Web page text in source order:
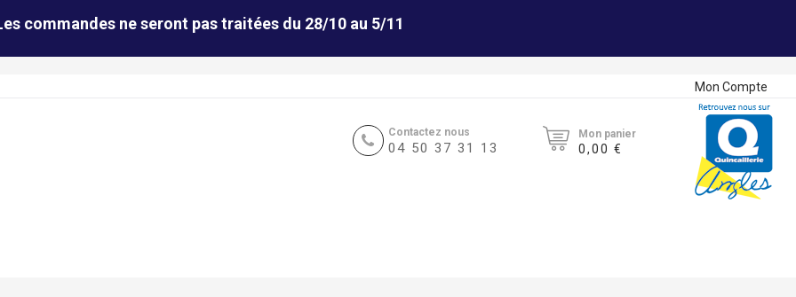
commandes ne seront pas traitées du 28/10 au 5/11
Mon Compte
Contactez nous
04 50 37 31 13
Mon panier
0,00 €